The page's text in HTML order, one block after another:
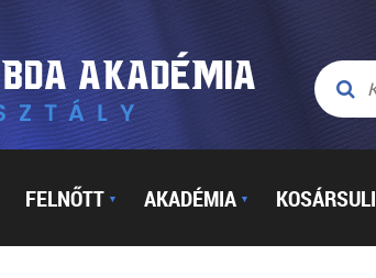
FELNŐTT ▼ AKADÉMIA ▼ KOSÁRSULI